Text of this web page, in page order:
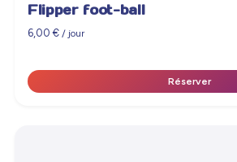
Flipper foot-ball
6,00€ / jour
Réserver